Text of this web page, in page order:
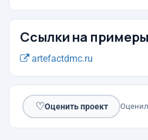
Ссылки на
artefactdmc.ru
♡Оценить проект